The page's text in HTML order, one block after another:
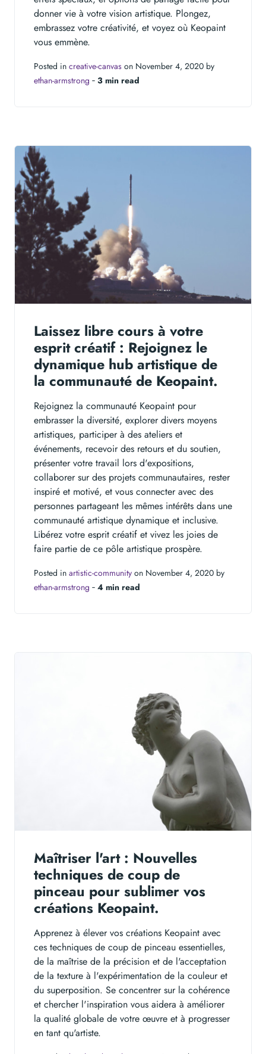
donner vie à votre vision artistique. Plongez,
embrassez votre créativité, et voyez où Keopaint
vous emmène.
Posted in creative-canvas on November 4, 2020 by
ethan-armstrong ‐ 3 min read
Laissez libre cours à votre
esprit créatif : Rejoignez le
dynamique hub artistique de
la communauté de Keopaint.
Rejoignez la communauté Keopaint pour
embrasser la diversité, explorer divers moyens
artistiques, participer à des ateliers et
événements, recevoir des retours et du soutien,
présenter votre travail lors d'expositions,
collaborer sur des projets communautaires, rester
inspiré et motivé, et vous connecter avec des
personnes partageant les mêmes intérêts dans une
communauté artistique dynamique et inclusive.
Libérez votre esprit créatif et vivez les joies de
faire partie de ce pôle artistique prospère.
Posted in artistic-community on November 4, 2020 by
ethan-armstrong ‐ 4 min read
Maîtriser l'art : Nouvelles
techniques de coup de
pinceau pour sublimer vos
créations Keopaint.
Apprenez à élever vos créations Keopaint avec
ces techniques de coup de pinceau essentielles,
de la maîtrise de la précision et de l'acceptation
de la texture à l'expérimentation de la couleur et
du superposition. Se concentrer sur la cohérence
et chercher l'inspiration vous aidera à améliorer
la qualité globale de votre œuvre et à progresser
en tant qu'artiste.